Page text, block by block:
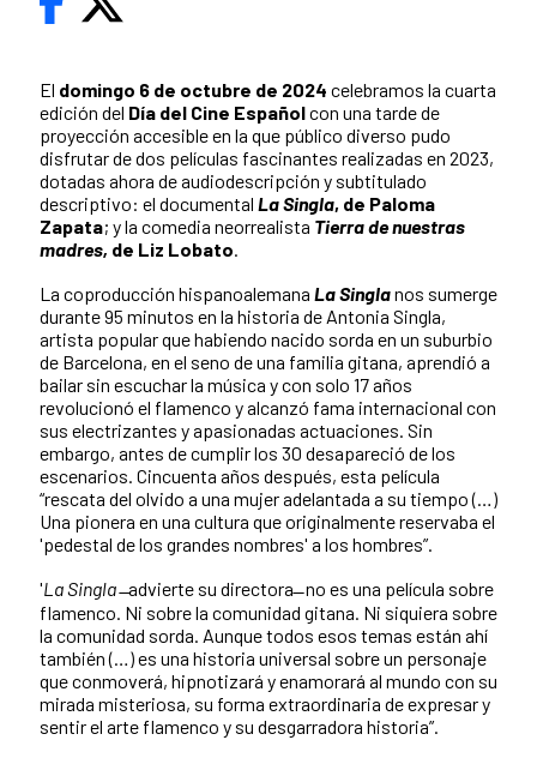
El domingo 6 de octubre de 2024 celebramos la cuarta
edición del Día del Cine Españolcon una tarde de
proyección accesible en la que público diverso pudo
disfrutar de dos películas fascinantes realizadas en 2023,
dotadas ahora de audiodescripción y subtitulado
descriptivo: el documental La Singla, de Paloma
Zapata; y la comedia neorrealista Tierra de nuestras
madres, de Liz Lobato.
La coproducción hispanoalemana La Singlanos sumerge
durante 95 minutos en la historia de Antonia Singla,
artista popular que habiendo nacido sorda en un suburbio
de Barcelona, en el seno de una familia gitana, aprendió a
bailar sin escuchar la música y con solo 17 años
revolucionó el flamenco y alcanzó fama internacional con
sus electrizantes y apasionadas actuaciones. Sin
embargo, antes de cumplir los 30 desapareció de los
escenarios. Cincuenta años después, esta película
“rescata del olvido a una mujer adelantada a su tiempo (…)
Una pionera en una cultura que originalmente reservaba el
'pedestal de los grandes nombres' a los hombres”.
'La Singla̶ advierte su directora ̶ no es una película sobre
flamenco. Ni sobre la comunidad gitana. Ni siquiera sobre
la comunidad sorda. Aunque todos esos temas están ahí
también (…) es una historia universal sobre un personaje
que conmoverá, hipnotizará y enamorará al mundo con su
mirada misteriosa, su forma extraordinaria de expresar y
sentir el arte flamenco y su desgarradora historia”.